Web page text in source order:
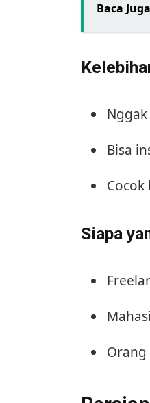
Baca
Bisa
Siapa